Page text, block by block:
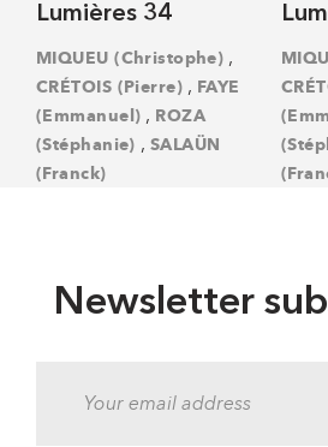
Lumières 34
MIQUEU (Christophe) ,
CRÉTOIS (Pierre) , FAYE
(Emmanuel) , ROZA
(Stéphanie) , SALAÜN
(Franck)
Newsletter